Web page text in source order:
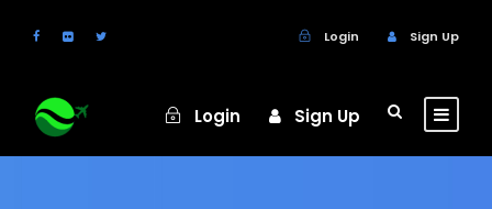
Login Sign Up
Login Sign Up